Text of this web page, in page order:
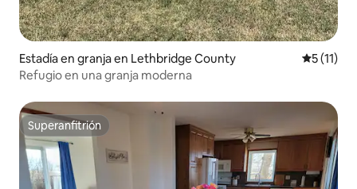
Estadía en granja en Lethbridge County
5 (11)
Refugio en una granja moderna
Superanfitrión
Superanfitrión